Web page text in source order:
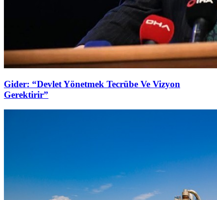
Gider: “Devlet Yönetmek Tecrübe Ve Vizyon
Gerektirir”